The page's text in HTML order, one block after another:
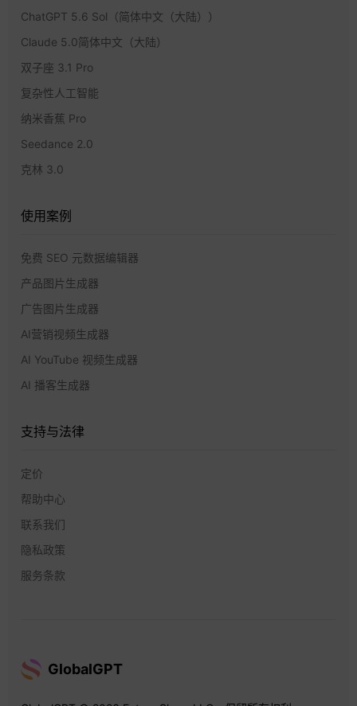
ChatGPT 5.6 Sol（简体中文（大陆））
Claude 5.0简体中文（大陆）
双子座 3.1 Pro
复杂性人工智能
纳米香蕉 Pro
Seedance 2.0
克林 3.0
使用案例
免费 SEO 元数据编辑器
产品图片生成器
广告图片生成器
AI营销视频生成器
AI YouTube 视频生成器
AI 播客生成器
支持与法律
定价
帮助中心
联系我们
隐私政策
服务条款
GlobalGPT